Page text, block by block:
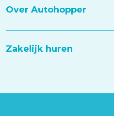
Over Autohopper
Zakelijk huren